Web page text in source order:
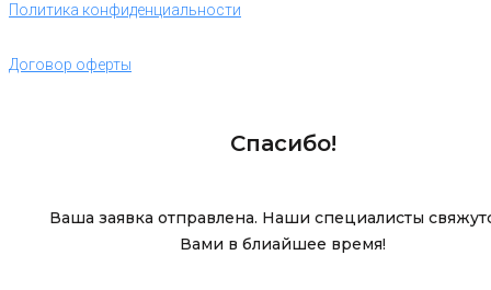
Политика конфиденциальности
Договор оферты
Спасибо!
Ваша заявка отправлена. Наши специалисты
Вами в блиайшее время!